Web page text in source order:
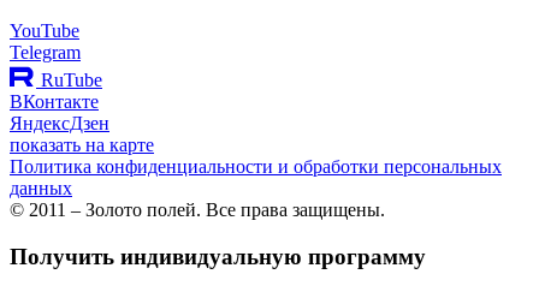
YouTube
Telegram
RuTube
ВКонтакте
ЯндексДзен
показать на карте
Политика конфиденциальности и обработки персональных
данных
© 2011 – Золото полей. Все права защищены.
Получить индивидуальную программу